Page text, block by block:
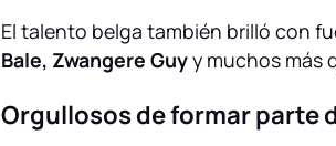
El talento belga también brilló con
Bale, Zwangere Guyy muchos más
Orgullosos de formar parte